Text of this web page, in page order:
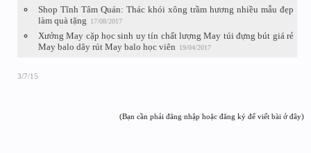
Shop Tĩnh Tâm Quán: Thác khói xông trầm hương nhiều mẫu đẹp
làm quà tặng
17/08/2017
Xưởng May cặp học sinh uy tín chất lượng May túi đựng bút giá rẻ
May balo dây rút May balo học viên
19/04/2017
3/7/15
(Bạn cần phải đăng nhập hoặc đăng ký để viết bài ở đây)